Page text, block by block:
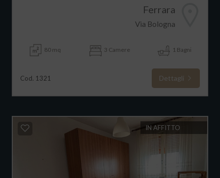
Ferrara
Via Bologna
80 mq 3 Camere 1 Bagni
Cod. 1321 Dettagli
IN AFFITTO